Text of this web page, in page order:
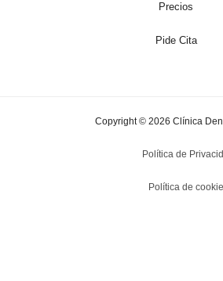
Precios
Pide Cita
Copyright © 2026 Clínica
Política de
Política de